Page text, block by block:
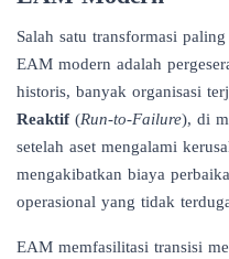
Salah satu transformasi
EAM modern adalah
historis, banyak organisasi
Reaktif(Run-to-Failure), di
setelah aset mengalami
mengakibatkan biaya
operasional yang tidak
EAM memfasilitasi transisi